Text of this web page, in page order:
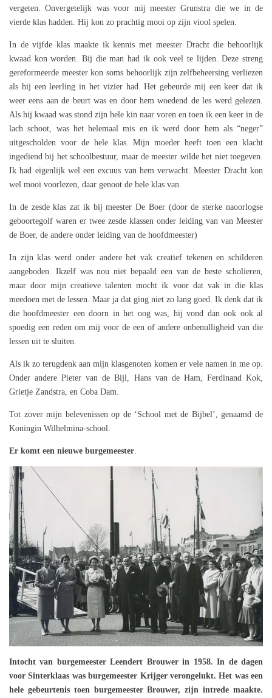
vergeten. Onvergetelijk was voor mij meester Grunstra die we in de
vierde klas hadden. Hij kon zo prachtig mooi op zijn viool spelen.
In de vijfde klas maakte ik kennis met meester Dracht die behoorlijk
kwaad kon worden. Bij die man had ik ook veel te lijden. Deze streng
gereformeerde meester kon soms behoorlijk zijn zelfbeheersing verliezen
als hij een leerling in het vizier had. Het gebeurde mij een keer dat ik
weer eens aan de beurt was en door hem woedend de les werd gelezen.
Als hij kwaad was stond zijn hele kin naar voren en toen ik een keer in de
lach schoot, was het helemaal mis en ik werd door hem als “neger”
uitgescholden voor de hele klas. Mijn moeder heeft toen een klacht
ingediend bij het schoolbestuur, maar de meester wilde het niet toegeven.
Ik had eigenlijk wel een excuus van hem verwacht. Meester Dracht kon
wel mooi voorlezen, daar genoot de hele klas van.
In de zesde klas zat ik bij meester De Boer (door de sterke naoorlogse
geboortegolf waren er twee zesde klassen onder leiding van van Meester
de Boer, de andere onder leiding van de hoofdmeester)
In zijn klas werd onder andere het vak creatief tekenen en schilderen
aangeboden. Ikzelf was nou niet bepaald een van de beste scholieren,
maar door mijn creatieve talenten mocht ik voor dat vak in die klas
meedoen met de lessen. Maar ja dat ging niet zo lang goed. Ik denk dat ik
die hoofdmeester een doorn in het oog was, hij vond dan ook ook al
spoedig een reden om mij voor de een of andere onbenulligheid van die
lessen uit te sluiten.
Als ik zo terugdenk aan mijn klasgenoten komen er vele namen in me op.
Onder andere Pieter van de Bijl, Hans van de Ham, Ferdinand Kok,
Grietje Zandstra, en Coba Dam.
Tot zover mijn belevenissen op de ‘School met de Bijbel’, genaamd de
Koningin Wilhelmina-school.
Er komt een nieuwe burgemeester.
Intocht van burgemeester Leendert Brouwer in 1958. In de dagen
voor Sinterklaas was burgemeester Krijger verongelukt. Het was een
hele gebeurtenis toen burgemeester Brouwer, zijn intrede maakte.